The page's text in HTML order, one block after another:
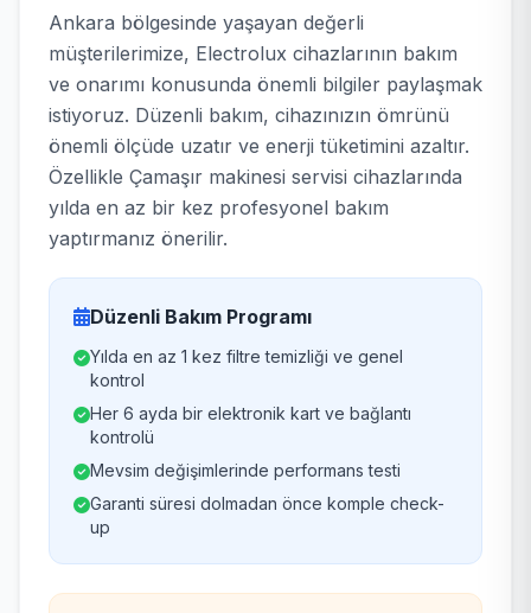
Ankara bölgesinde yaşayan değerli
müşterilerimize, Electrolux cihazlarının bakım
ve onarımı konusunda önemli bilgiler paylaşmak
istiyoruz. Düzenli bakım, cihazınızın ömrünü
önemli ölçüde uzatır ve enerji tüketimini azaltır.
Özellikle Çamaşır makinesi servisi cihazlarında
yılda en az bir kez profesyonel bakım
yaptırmanız önerilir.
Düzenli Bakım Programı
Yılda en az 1 kez filtre temizliği ve genel
kontrol
Her 6 ayda bir elektronik kart ve bağlantı
kontrolü
Mevsim değişimlerinde performans testi
Garanti süresi dolmadan önce komple check-
up